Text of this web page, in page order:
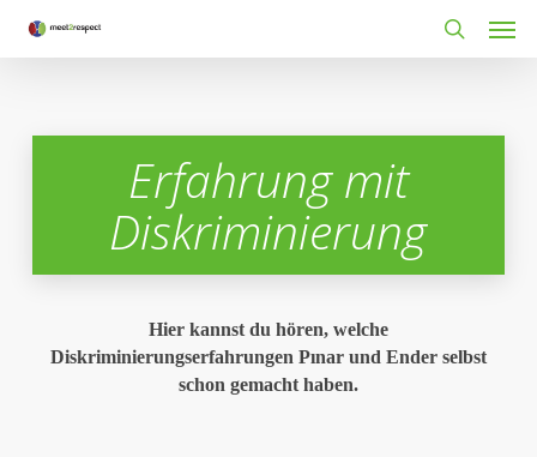
search
Erfahrung mit
Diskriminierung
Hier kannst du hören, welche
Diskriminierungserfahrungen Pınar und Ender selbst
schon gemacht haben.